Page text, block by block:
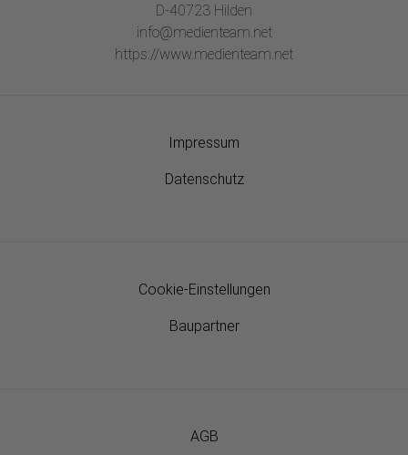
D-40723 Hilden
info@medienteam.net
https://www.medienteam.net
Impressum
Datenschutz
Cookie-Einstellungen
Baupartner
AGB